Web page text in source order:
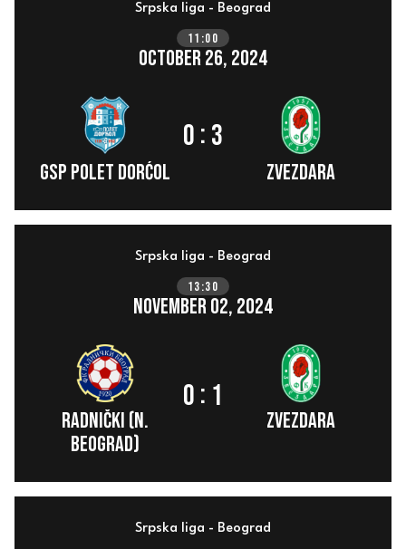
Srpska liga - Beograd
October 26, 2024
11:00
GSP Polet Dorćol
0 : 3
ZVEZDARA
Srpska liga - Beograd
November 02, 2024
13:30
Radnički (N.
Beograd)
0 : 1
ZVEZDARA
Srpska liga - Beograd